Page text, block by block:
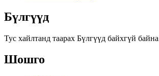
Бүлгүүд
Тус хайлтанд таарах Бүлгүүд байхгүй
Шошго